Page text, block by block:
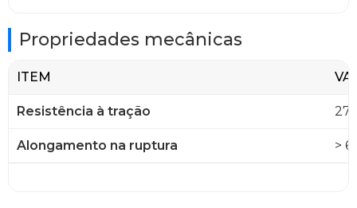
Propriedades mecânicas
ITEM
Resistência à tração
Alongamento na ruptura >